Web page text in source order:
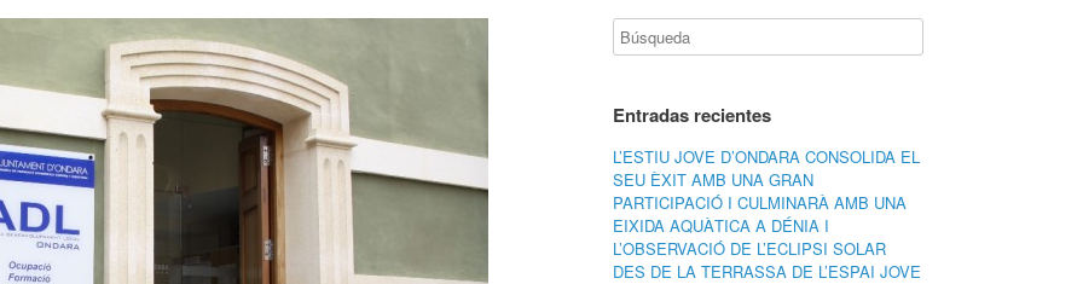
Entradas recientes
L’ESTIU JOVE D’ONDARA CONSOLIDA EL
SEU ÈXIT AMB UNA GRAN
PARTICIPACIÓ I CULMINARÀ AMB UNA
EIXIDA AQUÀTICA A DÉNIA I
L’OBSERVACIÓ DE L’ECLIPSI SOLAR
DES DE LA TERRASSA DE L’ESPAI JOVE